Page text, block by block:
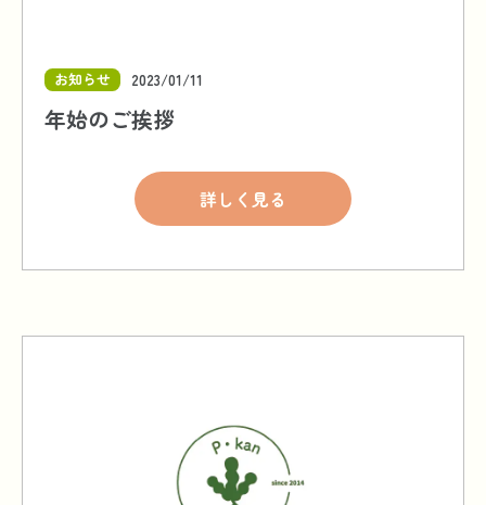
お知らせ 2023/01/11
年始のご挨拶
詳しく見る